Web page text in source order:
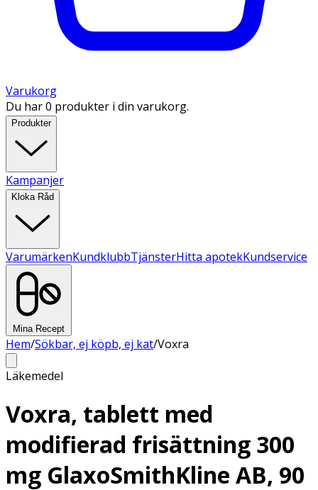
Varukorg
Du har 0 produkter i din varukorg.
Produkter
Kampanjer
Kloka Råd
VarumärkenKundklubbTjänsterHitta apotekKundservice
Mina Recept
Hem/Sökbar, ej köpb, ej kat/Voxra
Läkemedel
Voxra, tablett med
modifierad frisättning 300
mg GlaxoSmithKline AB, 90